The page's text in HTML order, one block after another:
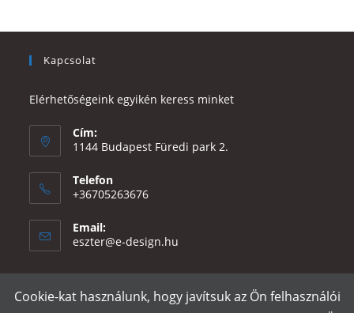
Kapcsolat
Elérhetőségeink egyikén keress minket
Cím:
1144 Budapest Füredi park 2.
Telefon
+36705263676
Email:
eszter@e-design.hu
Cookie-kat használunk, hogy javítsuk az Ön felhasználói